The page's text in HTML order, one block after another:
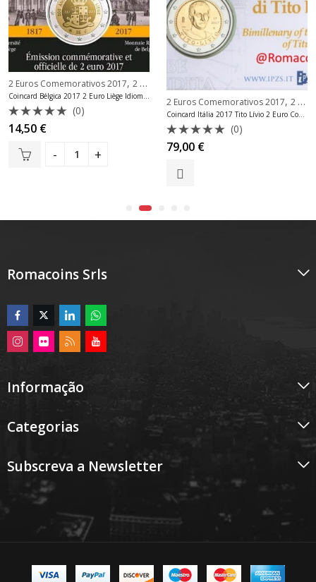
2 Euros Comemorativos 2017, 2 Euros Comemorativos Bélgica
Coincard Bélgica 2017 2 Euro Liège Idioma aleatório
Avaliação
0
de
(0)
14,50 €
2 Euros Comemorativos 2017, 2 Euros Comemorativos Itália
Coincard Itália 2017 Tito Lívio 2 Euro Comemorativo Bnc
Avaliação
0
de
(0)
79,00 €
Romacoins Srls
Informação
Categorias
Subscreva a Newsletter